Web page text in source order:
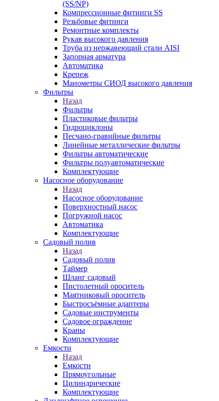
(SS/NP)
Компрессионные фитинги SS
Резьбовые фитинги
Ремонтные комплекты
Рукав высокого давления
Труба из нержавеющий стали AISI
Запорная арматура
Автоматика
Крепеж
Манометры СИОД высокого давления
Фильтры
Назад
Фильтры
Пластиковые фильтры
Гидроциклоны
Песчано-гравийные фильтры
Линейные металлические фильтры
Фильтры автоматические
Фильтры полуавтоматические
Комплектующие
Насосное оборудование
Назад
Насосное оборудование
Поверхностный насос
Погружной насос
Автоматика
Комплектующие
Садовый полив
Назад
Садовый полив
Таймер
Шланг садовый
Пистолетный ороситель
Маятниковый ороситель
Быстросъёмные адаптеры
Садовые инструменты
Садовое ограждение
Краны
Комплектующие
Емкости
Назад
Емкости
Прямоугольные
Цилиндрические
Комплектующие